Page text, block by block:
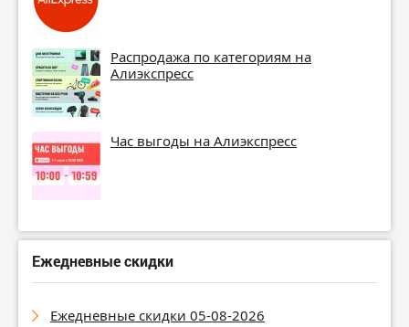
Распродажа по категориям на
Алиэкспресс
Час выгоды на Алиэкспресс
Ежедневные скидки
Ежедневные скидки 05-08-2026